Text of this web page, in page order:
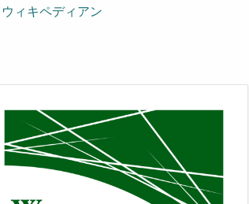
ウィキペディアン